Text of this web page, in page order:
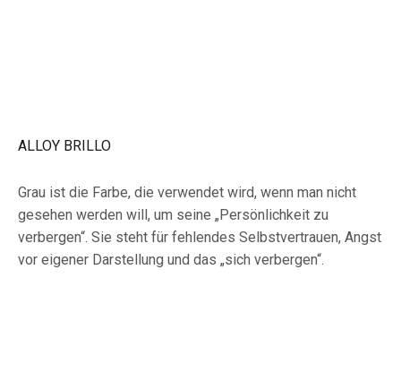
ALLOY BRILLO
Grau ist die Farbe, die verwendet wird, wenn man nicht
gesehen werden will, um seine „Persönlichkeit zu
verbergen“. Sie steht für fehlendes Selbstvertrauen, Angst
vor eigener Darstellung und das „sich verbergen“.